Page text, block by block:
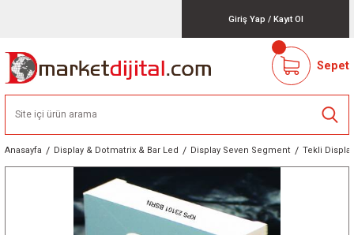
Giriş Yap / Kayıt Ol
Sepet
Anasayfa Display & Dotmatrix & Bar Led Display Seven Segment Tekli